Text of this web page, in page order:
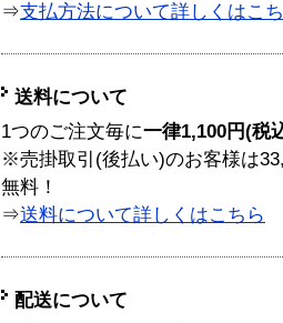
⇒支払方法について詳しくはこ
送料について
1つのご注文毎に一律1,100円(税
※売掛取引(後払い)のお客様は
無料！
⇒送料について詳しくはこちら
配送について